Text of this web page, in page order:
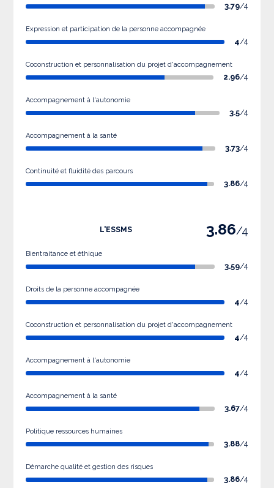
3.79/4
Expression et participation de la personne accompagnée
4/4
Coconstruction et personnalisation du projet d'accompagnement
2.96/4
Accompagnement à l'autonomie
3.5/4
Accompagnement à la santé
3.73/4
Continuité et fluidité des parcours
3.86/4
L'ESSMS 3.86/4
Bientraitance et éthique
3.59/4
Droits de la personne accompagnée
4/4
Coconstruction et personnalisation du projet d'accompagnement
4/4
Accompagnement à l'autonomie
4/4
Accompagnement à la santé
3.67/4
Politique ressources humaines
3.88/4
Démarche qualité et gestion des risques
3.86/4